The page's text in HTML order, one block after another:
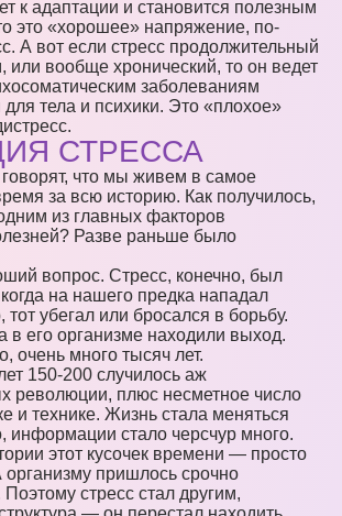
к адаптации и становится полезным
это «хорошее» напряжение, по-
А вот если стресс продолжительный
или вообще хронический, то он ведет
заболеваниям
тела и психики. Это «плохое»
СТРЕССА
что мы живем в самое
за всю историю. Как получилось,
из главных факторов
Разве раньше было
вопрос. Стресс, конечно, был
на нашего предка нападал
тот убегал или бросался в борьбу.
в его организме находили выход.
очень много тысяч лет.
150-200 случилось аж
революции, плюс несметное число
и технике. Жизнь стала меняться
информации стало черсчур много.
этот кусочек времени — просто
организму пришлось срочно
Поэтому стресс стал другим,